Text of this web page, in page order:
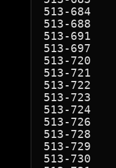
513-684
513-688
513-691
513-697
513-720
513-721
513-722
513-723
513-724
513-726
513-728
513-729
513-730